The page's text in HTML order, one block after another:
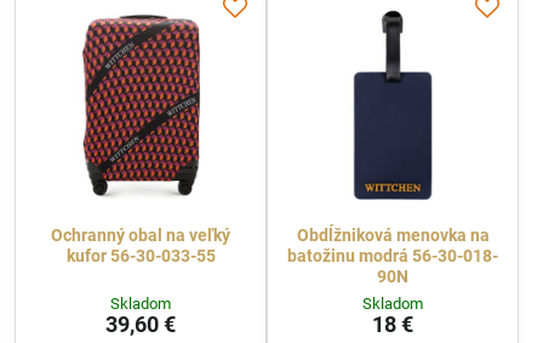
Ochranný obal na veľký
kufor 56-30-033-55
Skladom
39,60 €
Obdĺžniková menovka na
batožinu modrá 56-30-018-
90N
Skladom
18 €